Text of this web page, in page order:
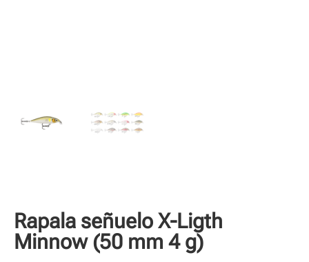
Rapala señuelo X-Ligth
Minnow (50 mm 4 g)